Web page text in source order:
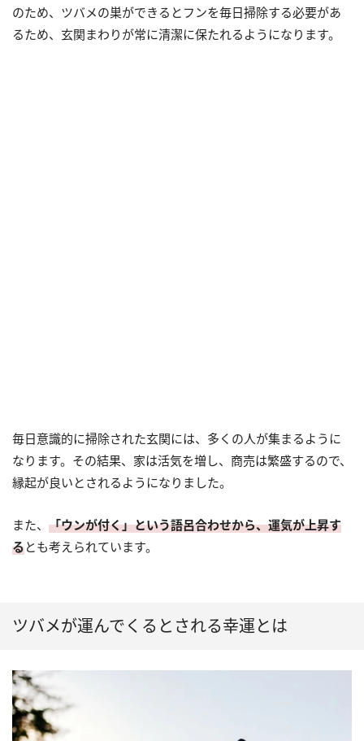
のため、ツバメの巣ができるとフンを毎日掃除する必要があ
るため、玄関まわりが常に清潔に保たれるようになります。
毎日意識的に掃除された玄関には、多くの人が集まるように
なります。その結果、家は活気を増し、商売は繁盛するので、
縁起が良いとされるようになりました。
また、 「ウンが付く」という語呂合わせから、運気が上昇す
るとも考えられています。
ツバメが運んでくるとされる幸運とは